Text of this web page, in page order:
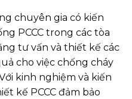
chuyên gia có kiến
PCCC trong các tòa
tư vấn và thiết kế các
cho việc chống cháy
kinh nghiệm và kiến
kế PCCC đảm bảo